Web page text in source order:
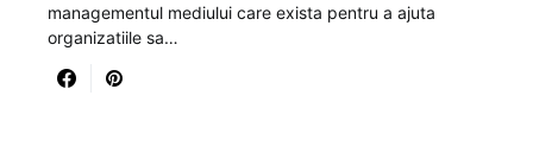
managementul mediului care exista pentru a ajuta
organizatiile sa…